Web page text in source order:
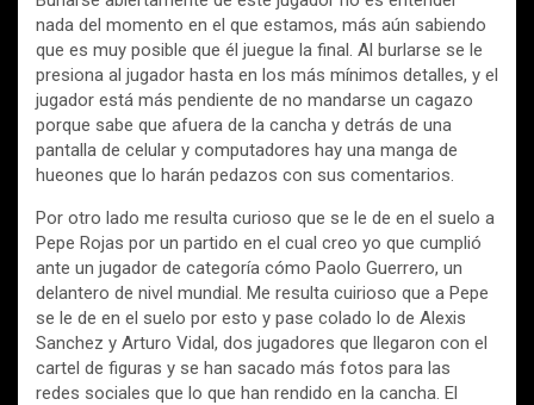
nada del momento en el que estamos, más aún sabiendo
que es muy posible que él juegue la final. Al burlarse se le
presiona al jugador hasta en los más mínimos detalles, y el
jugador está más pendiente de no mandarse un cagazo
porque sabe que afuera de la cancha y detrás de una
pantalla de celular y computadores hay una manga de
hueones que lo harán pedazos con sus comentarios.
Por otro lado me resulta curioso que se le de en el suelo a
Pepe Rojas por un partido en el cual creo yo que cumplió
ante un jugador de categoría cómo Paolo Guerrero, un
delantero de nivel mundial. Me resulta cuirioso que a Pepe
se le de en el suelo por esto y pase colado lo de Alexis
Sanchez y Arturo Vidal, dos jugadores que llegaron con el
cartel de figuras y se han sacado más fotos para las
redes sociales que lo que han rendido en la cancha. El